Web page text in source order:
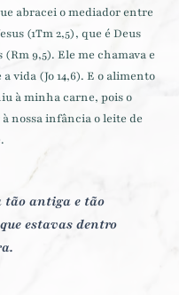
abracei o mediador entre
(1Tm 2,5), que é Deus
9,5). Ele me chamava e
vida (Jo 14,6). E o alimento
à minha carne, pois o
à nossa infância o leite de
tão antiga e tão
estavas dentro